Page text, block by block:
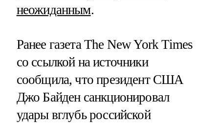
неожиданным.
Ранее газета The New York Times
со ссылкой на источники
сообщила, что президент США
Джо Байден санкционировал
удары вглубь российской